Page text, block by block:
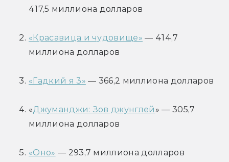
417,5 миллиона долларов
«Красавица и чудовище» — 414,7
миллиона долларов
«Гадкий я 3» — 366,2 миллиона долларов
«Джуманджи: Зов джунглей » — 305,7
миллиона долларов
«Оно» — 293,7 миллиона долларов